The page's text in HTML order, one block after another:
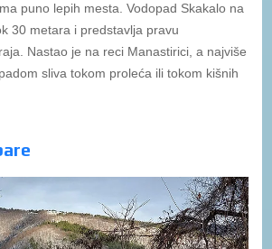
puno lepih mesta. Vodopad Skakalo na
30 metara i predstavlja pravu
Nastao je na reci Manastirici, a najviše
sliva tokom proleća ili tokom kišnih